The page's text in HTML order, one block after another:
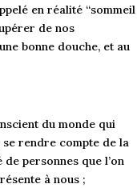
en réalité “sommeil
de nos
bonne douche, et au
du monde qui
rendre compte de la
personnes que l’on
à nous ;